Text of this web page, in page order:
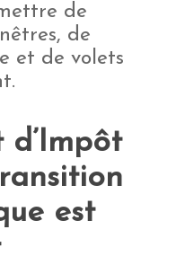
de
de
et de volets
d’Impôt
est